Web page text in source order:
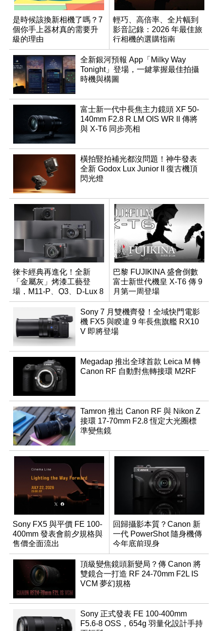
是時候該換新相機了嗎？7
個你手上器材真的需要升
級的理由
輕巧、高倍率、全片幅到
影音記錄：2026 年最佳旅
行相機的選購指南
全新銀河預報 App「Milky Way
Tonight」登場，一鍵掌握最佳拍攝
時機與構圖
富士新一代中長焦主力鏡頭 XF 50-
140mm F2.8 R LM OIS WR II 傳將
與 X-T6 同步亮相
橫拍豎拍補光都沒問題！神牛發表
全新 Godox Lux Junior II 復古機頂
閃光燈
徠卡經典再進化！全新
「金屬灰」烤漆工藝登
場，M11-P、Q3、D-Lux 8
領銜換裝
巴黎 FUJIKINA 盛會倒數
富士新世代機皇 X-T6 傳 9
月第一周登場
Sony 7 月雙機齊發！全域快門電影
機 FX5 與睽違 9 年長焦旗艦 RX10
V 即將登場
Megadap 推出全球首款 Leica M 轉
Canon RF 自動對焦轉接環 M2RF
Tamron 推出 Canon RF 與 Nikon Z
接環 17-70mm F2.8 恆定大光圈標
準變焦鏡
Sony FX5 與平價 FE 100-
400mm 發表會前夕規格與
售價全面流出
回歸攝影本質？Canon 新
一代 PowerShot 隨身機傳
今年底前現身
頂級變焦鏡頭新變局？傳 Canon 將
雙鏡合一打造 RF 24-70mm F2L IS
VCM 夢幻規格
Sony 正式發表 FE 100-400mm
F5.6-8 OSS，654g 羽量化設計手持